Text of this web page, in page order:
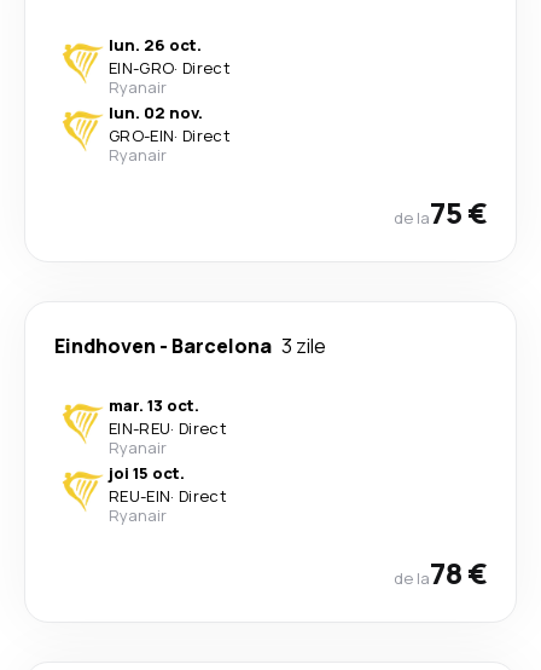
lun. 26 oct.
EIN-GRO· Direct
Ryanair
lun. 02 nov.
GRO-EIN· Direct
Ryanair
de la75 €
Eindhoven - Barcelona 3 zile
mar. 13 oct.
EIN-REU· Direct
Ryanair
joi 15 oct.
REU-EIN· Direct
Ryanair
de la78 €